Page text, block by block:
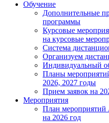
Обучение
Дополнительные
программы
Курсовые
на курсовые
Система
Организуем
Индивидуальный
Планы
2026, 2027 годы
Прием заявок на
Мероприятия
План
на 2026 год